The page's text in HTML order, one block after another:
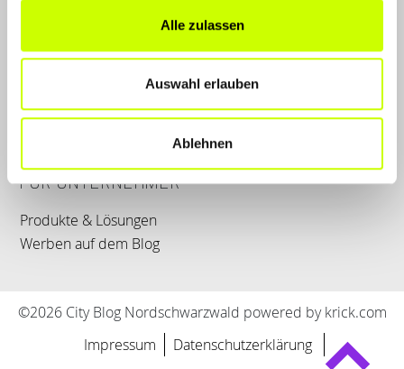
Alle zulassen
Auswahl erlauben
Ablehnen
Kontakt
WhatsApp
FÜR UNTERNEHMER
Produkte & Lösungen
Werben auf dem Blog
©2026 City Blog Nordschwarzwald powered by krick.com
Impressum
Datenschutzerklärung